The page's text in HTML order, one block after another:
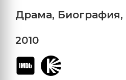
Драма, Биография,
2010